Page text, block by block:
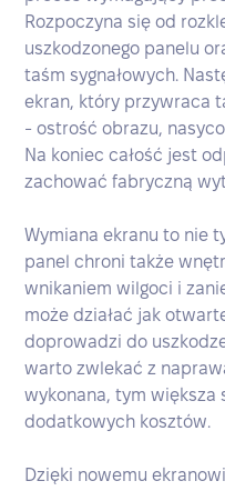
Rozpoczyna się od
uszkodzonego panelu
taśm sygnałowych.
ekran, który przywraca
- ostrość obrazu,
Na koniec całość jest
zachować fabryczną
Wymiana ekranu to nie
panel chroni także
wnikaniem wilgoci i
może działać jak
doprowadzi do
warto zwlekać z
wykonana, tym większa
dodatkowych kosztów.
Dzięki nowemu